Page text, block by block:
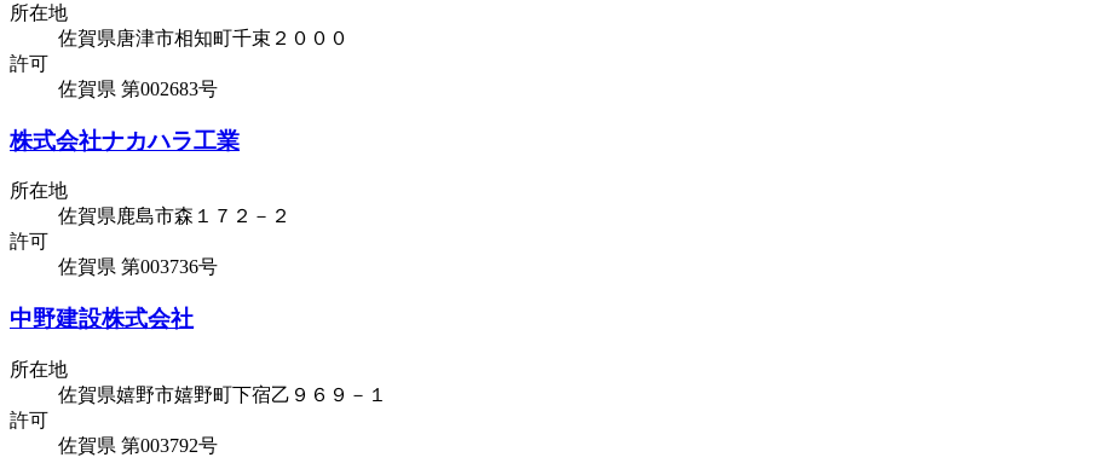
所在地
佐賀県唐津市相知町千束２０００
許可
佐賀県 第002683号
株式会社ナカハラ工業
所在地
佐賀県鹿島市森１７２－２
許可
佐賀県 第003736号
中野建設株式会社
所在地
佐賀県嬉野市嬉野町下宿乙９６９－１
許可
佐賀県 第003792号